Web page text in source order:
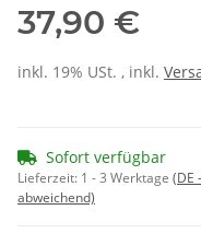
37,90 €
inkl. 19% USt. , inkl.
Sofort verfügbar
Lieferzeit: 1 - 3 Werktage (DE
abweichend)